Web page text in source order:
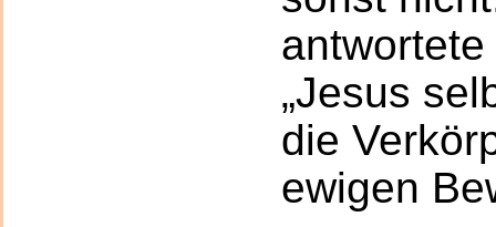
„Jesus
die
ewigen